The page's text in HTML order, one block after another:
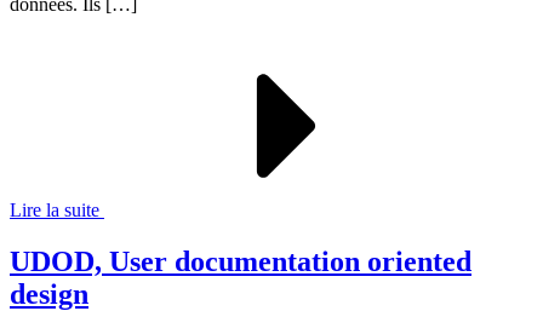
Lire la suite
UDOD, User documentation oriented
design